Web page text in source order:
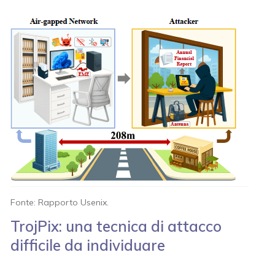
Fonte: Rapporto Usenix.
TrojPix: una tecnica di attacco
difficile da individuare